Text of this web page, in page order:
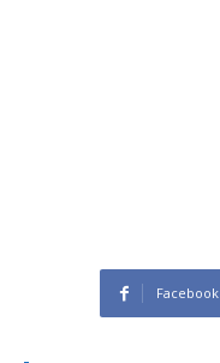
Facebook